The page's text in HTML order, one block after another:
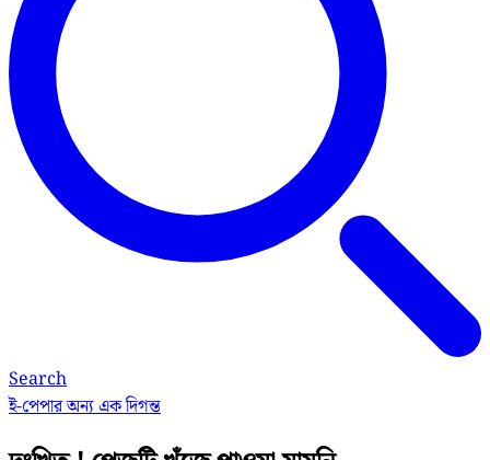
Search
ই-পেপারঅন্য এক দিগন্ত